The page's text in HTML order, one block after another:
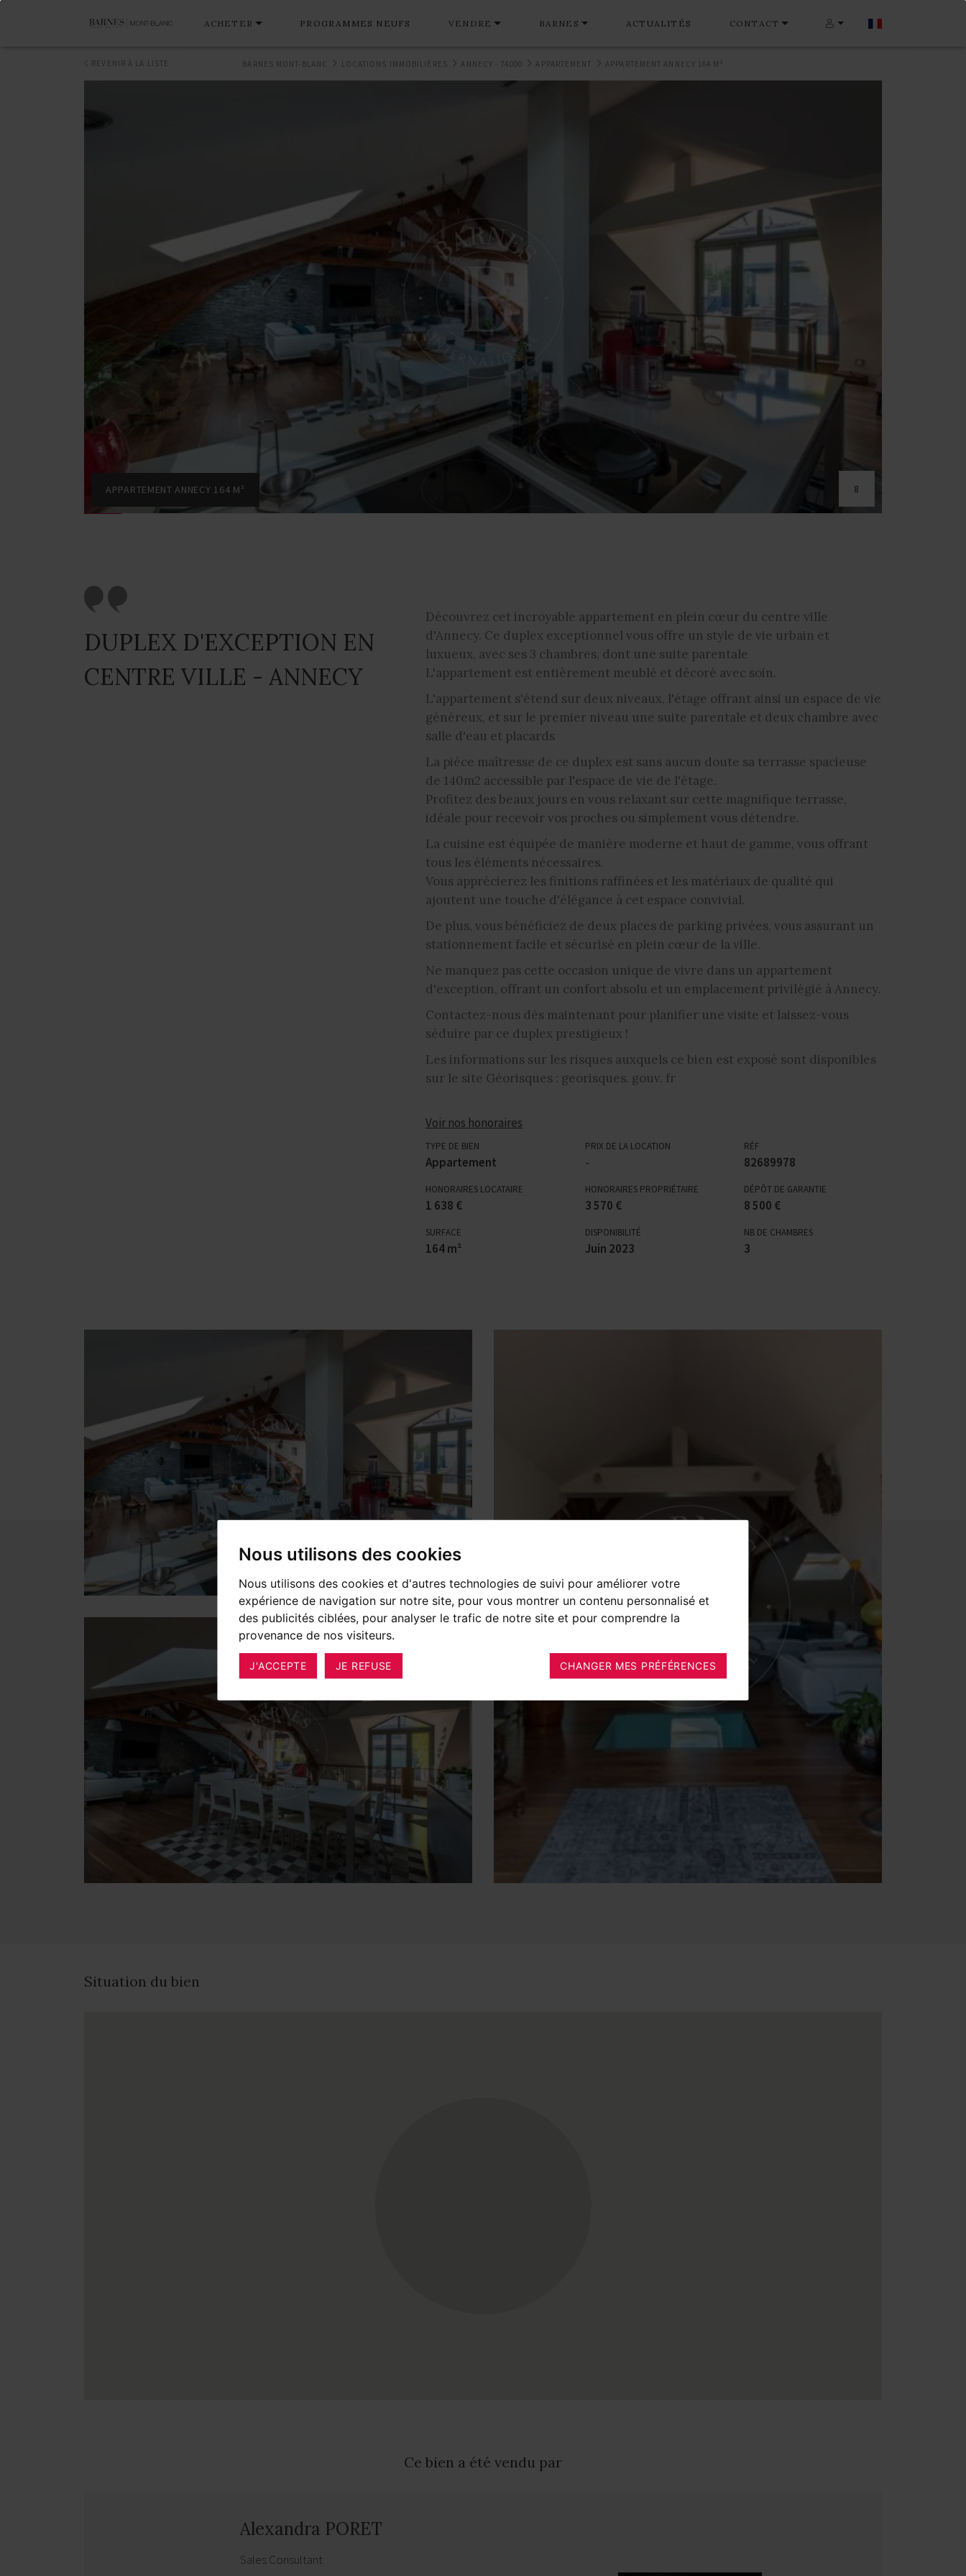
Nous utilisons des cookies
Nous utilisons des cookies et d'autres technologies de suivi pour améliorer votre
expérience de navigation sur notre site, pour vous montrer un contenu personnalisé et
des publicités ciblées, pour analyser le trafic de notre site et pour comprendre la
provenance de nos visiteurs.
J'ACCEPTE JE REFUSE CHANGER MES PRÉFÉRENCES
ACHETER PROGRAMMES NEUFS VENDRE BARNES ACTUALITÉS CONTACT
BARNES MONT-BLANC LOCATIONS IMMOBILIÈRES ANNECY - 74000 APPARTEMENT APPARTEMENT ANNECY 164 M²
REVENIR À LA LISTE
APPARTEMENT ANNECY 164 M² 8
DUPLEX D'EXCEPTION EN
CENTRE VILLE - ANNECY
Découvrez cet incroyable appartement en plein cœur du centre ville
d'Annecy. Ce duplex exceptionnel vous offre un style de vie urbain et
luxueux, avec ses 3 chambres, dont une suite parentale
L'appartement est entièrement meublé et décoré avec soin.
L'appartement s'étend sur deux niveaux, l'étage offrant ainsi un espace de vie
généreux, et sur le premier niveau une suite parentale et deux chambre avec
salle d'eau et placards
La pièce maîtresse de ce duplex est sans aucun doute sa terrasse spacieuse
de 140m2 accessible par l'espace de vie de l'étage.
Profitez des beaux jours en vous relaxant sur cette magnifique terrasse,
idéale pour recevoir vos proches ou simplement vous détendre.
La cuisine est équipée de manière moderne et haut de gamme, vous offrant
tous les éléments nécessaires.
Vous apprécierez les finitions raffinées et les matériaux de qualité qui
ajoutent une touche d'élégance à cet espace convivial.
De plus, vous bénéficiez de deux places de parking privées, vous assurant un
stationnement facile et sécurisé en plein cœur de la ville.
Ne manquez pas cette occasion unique de vivre dans un appartement
d'exception, offrant un confort absolu et un emplacement privilégié à Annecy.
Contactez-nous dès maintenant pour planifier une visite et laissez-vous
séduire par ce duplex prestigieux !
Les informations sur les risques auxquels ce bien est exposé sont disponibles
sur le site Géorisques : georisques. gouv. fr
Voir nos honoraires
TYPE DE BIEN
Appartement
PRIX DE LA LOCATION
-
RÉF
82689978
HONORAIRES LOCATAIRE
1 638 €
HONORAIRES PROPRIÉTAIRE
3 570 €
DÉPÔT DE GARANTIE
8 500 €
SURFACE
164 m²
DISPONIBILITÉ
Juin 2023
NB DE CHAMBRES
3
Situation du bien
Ce bien a été vendu par
Alexandra PORET
Sales Consultant